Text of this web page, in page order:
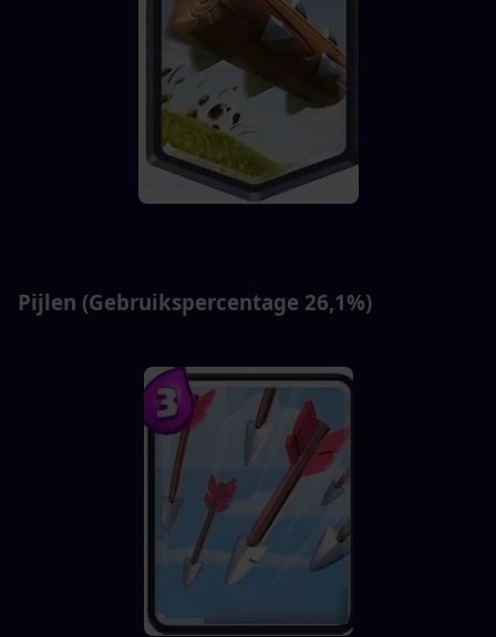
Pijlen (Gebruikspercentage 26,1%)